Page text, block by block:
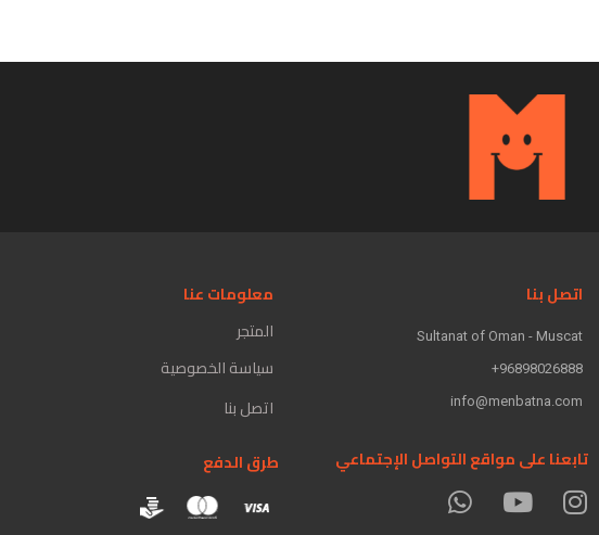
اتصل بنا
Sultanat of Oman - Muscat
96898026888+
info@menbatna.com
معلومات عنا
المتجر
سياسة الخصوصية
اتصل بنا
تابعنا على مواقع التواصل الإجتماعي
طرق الدفع